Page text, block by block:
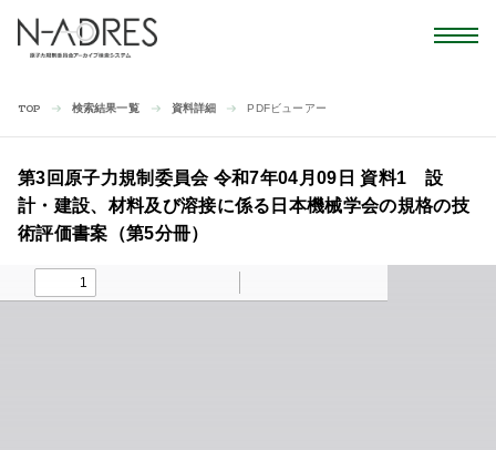
TOP 検索結果一覧 資料詳細 PDFビューアー
第3回原子力規制委員会 令和7年04月09日 資料1 設
計・建設、材料及び溶接に係る日本機械学会の規格の技
術評価書案（第5分冊）